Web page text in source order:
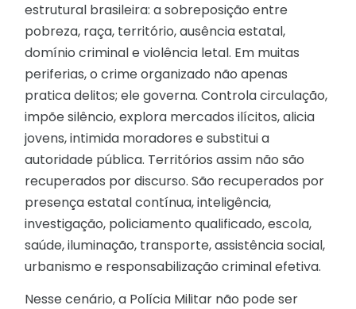
estrutural brasileira: a sobreposição entre
pobreza, raça, território, ausência estatal,
domínio criminal e violência letal. Em muitas
periferias, o crime organizado não apenas
pratica delitos; ele governa. Controla circulação,
impõe silêncio, explora mercados ilícitos, alicia
jovens, intimida moradores e substitui a
autoridade pública. Territórios assim não são
recuperados por discurso. São recuperados por
presença estatal contínua, inteligência,
investigação, policiamento qualificado, escola,
saúde, iluminação, transporte, assistência social,
urbanismo e responsabilização criminal efetiva.
Nesse cenário, a Polícia Militar não pode ser